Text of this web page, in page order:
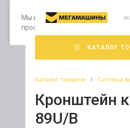
Мы используем файлы cookie,
просмотр страниц нашего
КАТАЛОГ
Каталог товаров Система
Кронштейн
89U/B